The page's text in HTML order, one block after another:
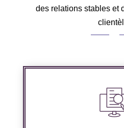
des relations stables et
Audit complet de votre
mots clés